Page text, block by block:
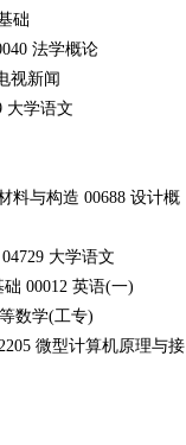
基础
法学概论
视新闻
大学语文
料与构造 00688 设计概
大学语文
00012 英语(一)
数学(工专)
微型计算机原理与接